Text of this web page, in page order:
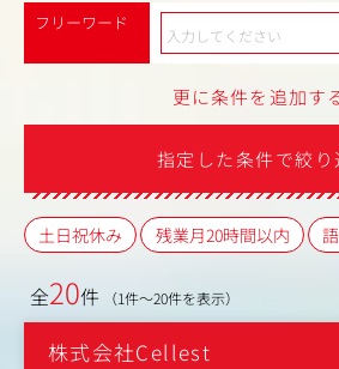
フリーワード
更に条件を追加す
指定した条件で絞り
土日祝休み 残業月20時間以内
全20件 （1件～20件を表示）
株式会社Cellest